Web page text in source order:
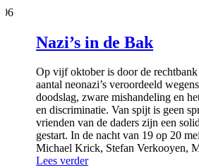
Nazi’s in de Bak
Op vijf oktober is door de
aantal neonazi’s veroordeeld
doodslag, zware mishandeling en
en discriminatie. Van spijt is geen
vrienden van de daders zijn een
gestart. In de nacht van 19 op 20
Michael Krick, Stefan Verkooyen,
Lees verder